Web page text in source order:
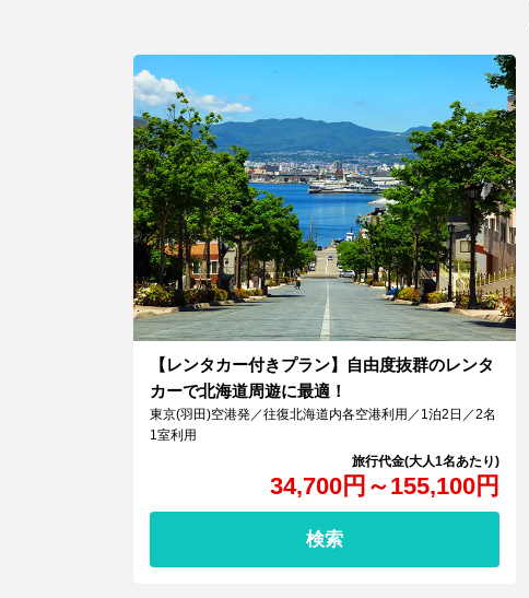
【レンタカー付きプラン】自由度抜群のレンタ
カーで北海道周遊に最適！
34,700円 ～155,100円
東京(羽田)空港発／往復北海道内各空港利用／1泊2日／2名
1室利用
検索